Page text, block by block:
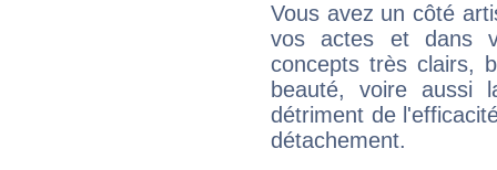
Vous avez un côté
vos actes et dans
concepts très clairs,
beauté, voire aussi
détriment de
détachement.